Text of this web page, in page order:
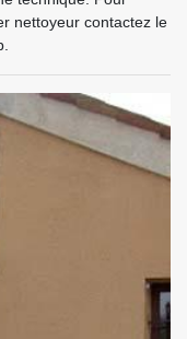
nettoyeur contactez le